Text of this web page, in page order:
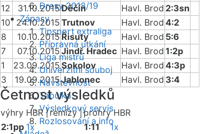
Dresy 2018/19
Zápasy
Tipsport extraliga
Přípravná utkání
Liga mistrů
Univerzitní souboj
Návštěvnost
Tabulka
Výsledkový servis
Rozlosování a info
12
31.10.2015Děčín Havl. Brod 2:3sn
10
24.10.2015Trutnov Havl. Brod4:2
8
10.10.2015Řisuty Havl. Brod 5:6
7
07.10.2015Jindř. Hradec Havl. Brod 1:2p
1
23.09.2015Sokolov Havl. Brod4:3p
3
19.09.2015Jablonec Havl. Brod 3:4
Četnost výsledků
výhry HBR |remízy | prohry HBR
2:1pp 1x
1:11
1x